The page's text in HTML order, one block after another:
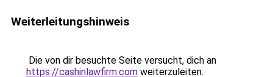
Weiterleitungshinweis
Die von dir besuchte Seite versucht, dich an
https://cashinlawfirm.com weiterzuleiten.